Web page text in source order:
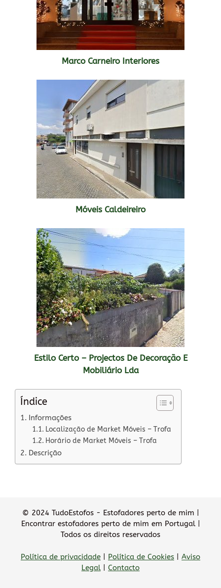
Marco Carneiro Interiores
Móveis Caldeireiro
Estilo Certo – Projectos De Decoração E
Mobiliário Lda
Índice
Informações
Localização de Market Móveis – Trofa
Horário de Market Móveis – Trofa
Descrição
© 2024 TudoEstofos - Estofadores perto de mim |
Encontrar estofadores perto de mim em Portugal |
Todos os direitos reservados
Política de privacidade Política de Cookies
Aviso
Legal
Contacto